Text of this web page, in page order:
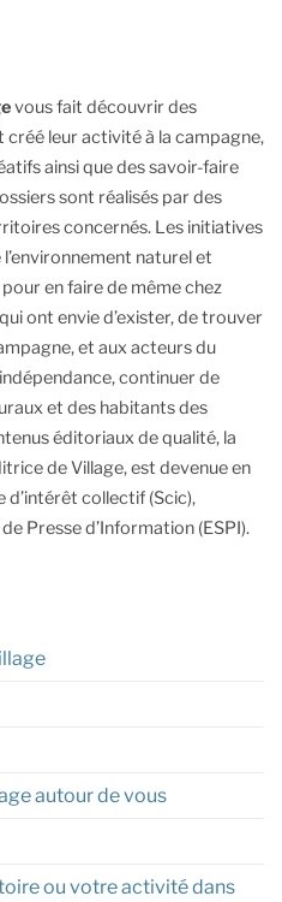
vous fait découvrir des
leur activité à la campagne,
ainsi que des savoir-faire
sont réalisés par des
concernés. Les initiatives
naturel et
en faire de même chez
ont envie d’exister, de trouver
et aux acteurs du
continuer de
et des habitants des
éditoriaux de qualité, la
de Village, est devenue en
collectif (Scic),
Presse d’Information (ESPI).
autour de vous
ou votre activité dans